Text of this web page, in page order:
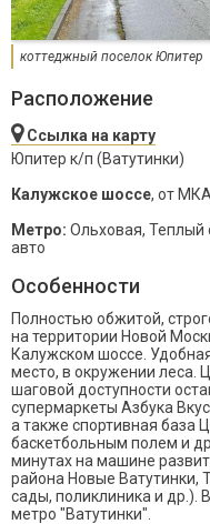
коттеджный поселок Юпитер
Расположение
Ссылка на карту
Юпитер к/п (Ватутинки)
Калужское шоссе, от
Метро: Ольховая, Теплый
авто
Особенности
Полностью обжитой,
на территории Новой
Калужском шоссе.
место, в окружении леса.
шаговой доступности
супермаркеты Азбука
а также спортивная база
баскетбольным полем и
минутах на машине
района Новые Ватутинки,
сады, поликлиника и др.).
метро "Ватутинки".